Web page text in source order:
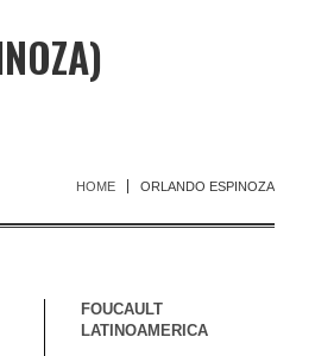
HOME ORLANDO ESPINOZA
FOUCAULT
LATINOAMERICA